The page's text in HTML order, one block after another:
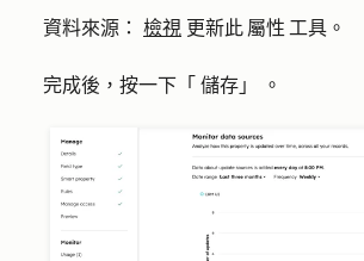
資料來源 ： 檢視 更新此 屬性 工具。
完成後，按一下「 儲存」 。